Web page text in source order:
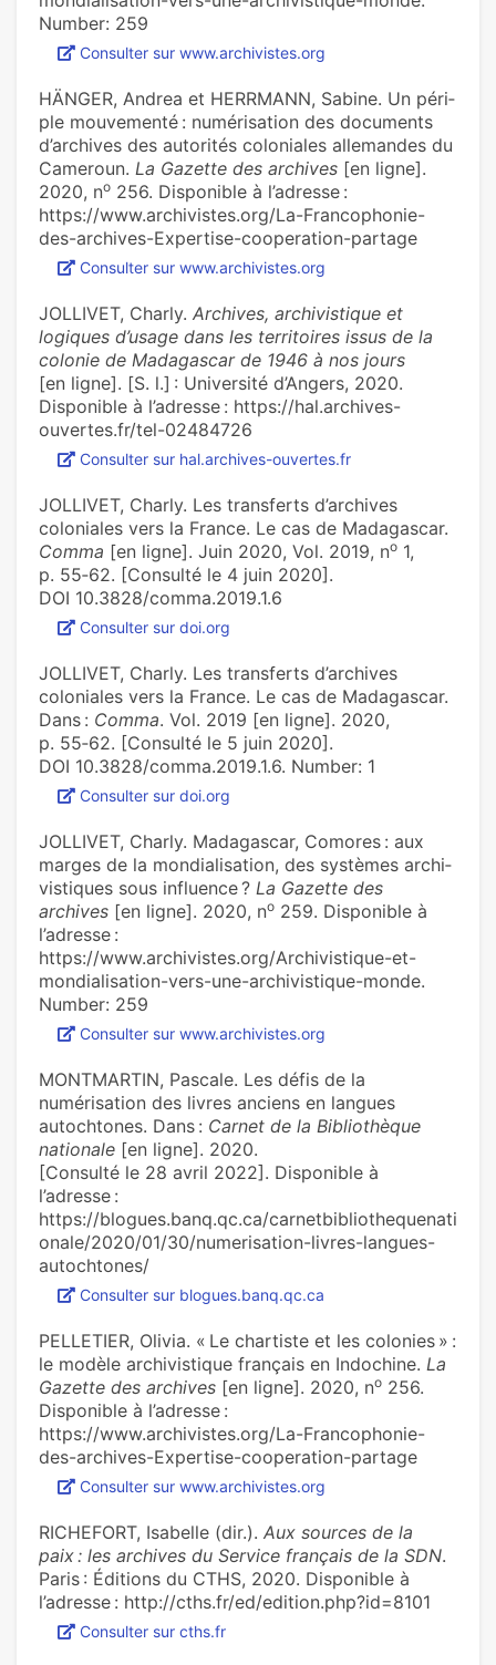
Number: 259
Consulter sur www.archivistes.org
HÄNGER, Andrea et HERRMANN, Sabine. Un péri­
ple mou­ve­menté : numé­ri­sa­tion des docu­ments
d’archi­ves des auto­ri­tés colo­nia­les alle­man­des du
Cameroun. La Gazette des archives [en ligne].
2020, no 256. Disponible à l’adresse :
https://www.archivistes.org/La-Francophonie-
des-archives-Expertise-cooperation-partage
Consulter sur www.archivistes.org
JOLLIVET, Charly. Archives, archivistique et
logiques d’usage dans les territoires issus de la
colonie de Madagascar de 1946 à nos jours
[en ligne]. [S. l.] : Université d’Angers, 2020.
Disponible à l’adresse : https://hal.archives-
ouvertes.fr/tel-02484726
Consulter sur hal.archives-ouvertes.fr
JOLLIVET, Charly. Les transferts d’archives
coloniales vers la France. Le cas de Madagascar.
Comma [en ligne]. Juin 2020, Vol. 2019, no 1,
p. 55‑62. [Consulté le 4 juin 2020].
DOI 10.3828/comma.2019.1.6
Consulter sur doi.org
JOLLIVET, Charly. Les transferts d’archives
coloniales vers la France. Le cas de Madagascar.
Dans : Comma. Vol. 2019 [en ligne]. 2020,
p. 55‑62. [Consulté le 5 juin 2020].
DOI 10.3828/comma.2019.1.6. Number: 1
Consulter sur doi.org
JOLLIVET, Charly. Madagascar, Comores : aux
marges de la mon­dia­li­sa­tion, des sys­tè­mes archi­
vis­ti­ques sous influence ? La Gazette des
archives [en ligne]. 2020, no 259. Disponible à
l’adresse :
https://www.archivistes.org/Archivistique-et-
mondialisation-vers-une-archivistique-monde.
Number: 259
Consulter sur www.archivistes.org
MONTMARTIN, Pascale. Les défis de la
numérisation des livres anciens en langues
autochtones. Dans : Carnet de la Bibliothèque
nationale [en ligne]. 2020.
[Consulté le 28 avril 2022]. Disponible à
l’adresse :
https://blogues.banq.qc.ca/carnetbibliothequenati
onale/2020/01/30/numerisation-livres-langues-
autochtones/
Consulter sur blogues.banq.qc.ca
PELLETIER, Olivia. « Le char­tiste et les colo­nies » :
le modèle archi­vis­ti­que fran­çais en Indochine. La
Gazette des archives [en ligne]. 2020, no 256.
Disponible à l’adresse :
https://www.archivistes.org/La-Francophonie-
des-archives-Expertise-cooperation-partage
Consulter sur www.archivistes.org
RICHEFORT, Isabelle (dir.). Aux sources de la
paix : les archives du Service français de la SDN.
Paris : Éditions du CTHS, 2020. Disponible à
l’adresse : http://cths.fr/ed/edition.php?id=8101
Consulter sur cths.fr